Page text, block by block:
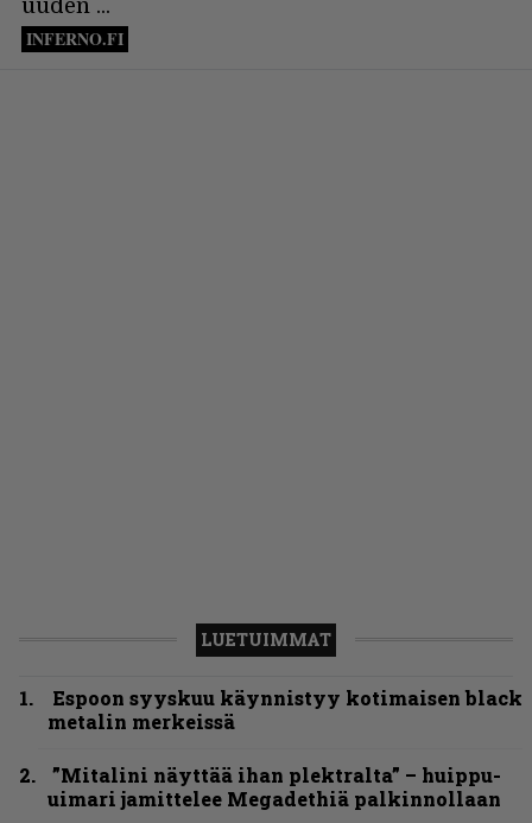
LUETUIMMAT
Espoon syyskuu käynnistyy kotimaisen black
metalin merkeissä
”Mitalini näyttää ihan plektralta” – huippu-
uimari jamittelee Megadethiä palkinnollaan